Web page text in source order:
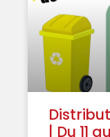
| Du 11